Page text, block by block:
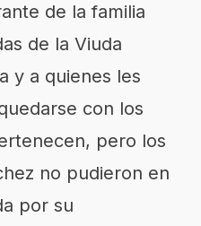
de la familia
de la Viuda
y a quienes les
con los
pero los
no pudieron en
por su